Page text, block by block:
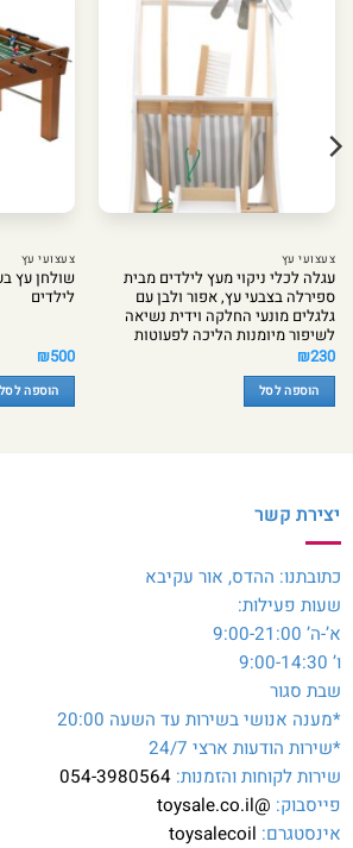
צעצועי עץ
עגלה לכלי ניקוי מעץ לילדים מבית
ספירלה בצבעי עץ, אפור ולבן עם
גלגלים מונעי החלקה וידית נשיאה
לשיפור מיומנות הליכה לפעוטות
₪230
הוספה לסל
צעצועי עץ
שולחן עץ
לילדים
₪500
הוספה לסל
יצירת קשר
כתובתנו: ההדס, אור עקיבא
שעות פעילות:
א’-ה’ 9:00-21:00
ו’ 9:00-14:30
שבת סגור
*מענה אנושי בשירות עד השעה 20:00
*שירות הודעות ארצי 24/7
שירות לקוחות והזמנות: 054-3980564
פייסבוק: @toysale.co.il
אינסטגרם: toysalecoil